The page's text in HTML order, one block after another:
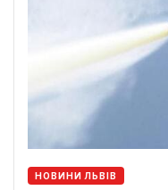
НОВИНИ ЛЬВІВ